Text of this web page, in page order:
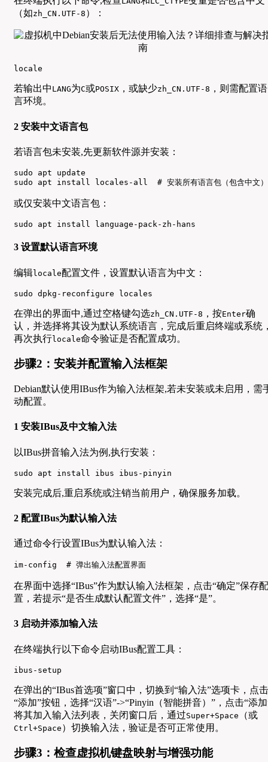
（如zh_CN.UTF-8 ）：
locale
若输出中 LANG为C或POSIX ，或缺少zh_CN.UTF-8 ，则需配置语
言环境。
2 安装中文语言包
若语言包未安装,先更新软件源并安装：
sudo apt update
sudo apt install locales-all  # 安装所有语言包（包含中文）
或仅安装中文语言包：
sudo apt install language-pack-zh-hans
3 设置默认语言环境
编辑locale配置文件，设置默认语言为中文：
sudo dpkg-reconfigure locales
在弹出的界面中,通过空格键勾选zh_CN.UTF-8 ，按Enter确
认，并选择将其设为默认系统语言，完成后重启终端或系统
再次执行locale命令验证是否配置成功。
步骤2：安装并配置输入法框架
Debian默认使用IBus作为输入法框架,若未安装或未启用，需
动配置。
1 安装IBus及中文输入法
以IBus拼音输入法为例,执行安装：
sudo apt install ibus ibus-pinyin
安装完成后,重启系统或注销当前用户，确保服务加载。
2 配置IBus为默认输入法
通过命令行设置IBus为默认输入法：
im-config  # 弹出输入法配置界面
在界面中选择“IBus”作为默认输入法框架，点击“确定”保存配
置，若提示“是否生成默认配置文件”，选择“是”。
3 启动并添加输入法
在终端执行以下命令启动IBus配置工具：
ibus-setup
在弹出的“IBus首选项”窗口中，切换到“输入法”选项卡，点击
“添加”按钮，选择“汉语”->“Pinyin（智能拼音）”，点击“添
将其加入输入法列表，关闭窗口后，通过Super+Space （或
Ctrl+Space ）切换输入法，验证是否可正常使用。
步骤3：检查虚拟机键盘映射与增强功能